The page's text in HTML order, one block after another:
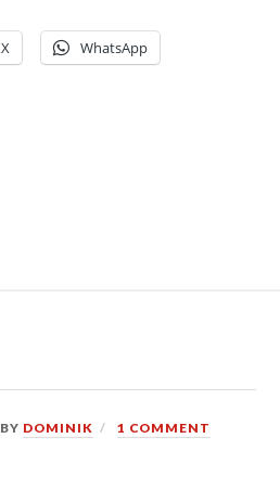
X WhatsApp
BY DOMINIK 1 COMMENT